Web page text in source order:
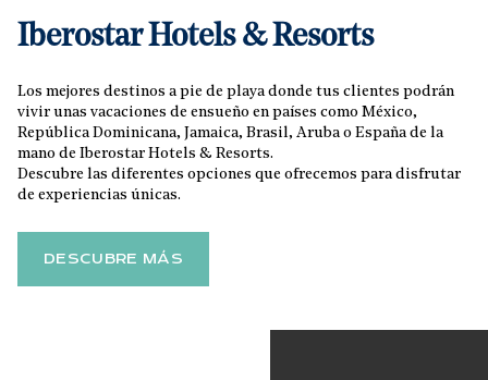
Iberostar Hotels & Resorts
Los mejores destinos a pie de playa donde tus clientes podrán
vivir unas vacaciones de ensueño en países como México,
República Dominicana, Jamaica, Brasil, Aruba o España de la
mano de Iberostar Hotels & Resorts.
Descubre las diferentes opciones que ofrecemos para disfrutar
de experiencias únicas.
DESCUBRE MÁS